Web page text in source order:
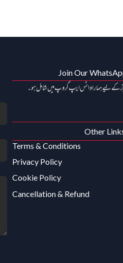
Join Our
کے لیے ہمارا واٹس ایپ گروپ میں شامل ہو۔
Other
Terms & Conditions
Privacy Policy
Cookie Policy
Cancellation & Refund